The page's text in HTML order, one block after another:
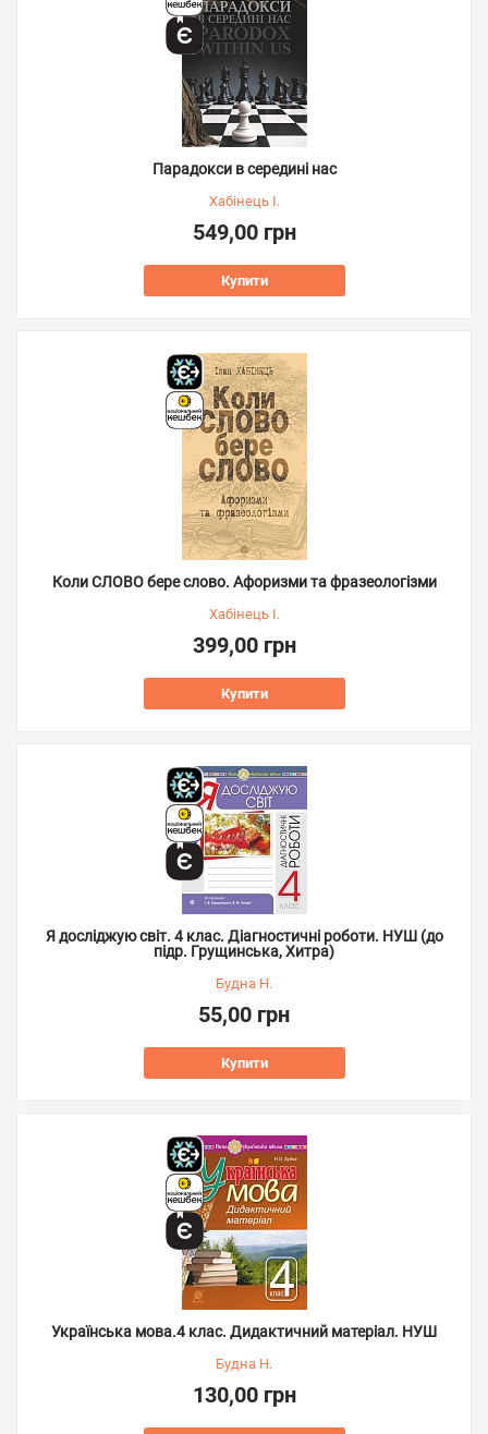
Парадокси в середині нас
Хабінець І.
549,00 грн
Купити
Коли СЛОВО бере слово. Афоризми та фразеологізми
Хабінець І.
399,00 грн
Купити
Я досліджую світ. 4 клас. Діагностичні роботи. НУШ (до
підр. Грущинська, Хитра)
Будна Н.
55,00 грн
Купити
Українська мова.4 клас. Дидактичний матеріал. НУШ
Будна Н.
130,00 грн